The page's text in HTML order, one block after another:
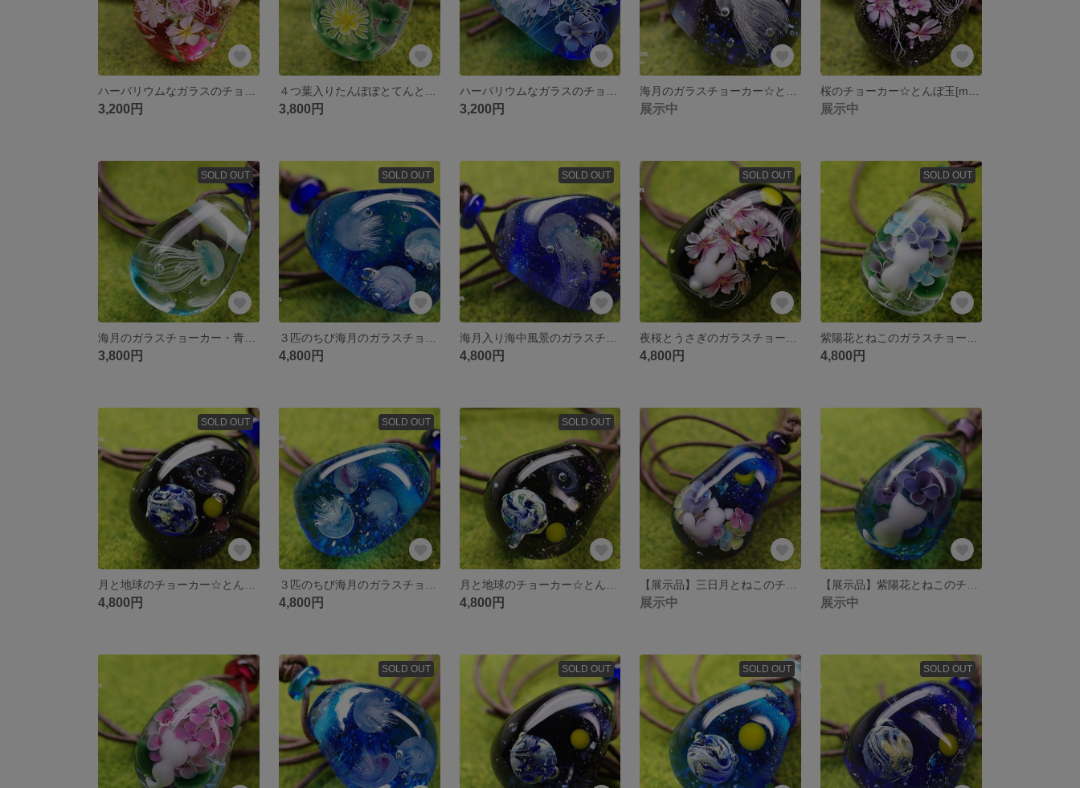
3,200円 3,800円 3,200円 展示中 展示中
SOLD OUT
3,800円
SOLD OUT
4,800円
SOLD OUT
4,800円
SOLD OUT
4,800円
SOLD OUT
4,800円
SOLD OUT
4,800円
SOLD OUT
4,800円
SOLD OUT
4,800円 展示中 展示中
SOLD OUT SOLD OUT SOLD OUT SOLD OUT